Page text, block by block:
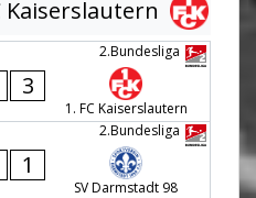
Kaiserslautern
2.Bundesliga
3
1. FC Kaiserslautern
2.Bundesliga
1
SV Darmstadt 98